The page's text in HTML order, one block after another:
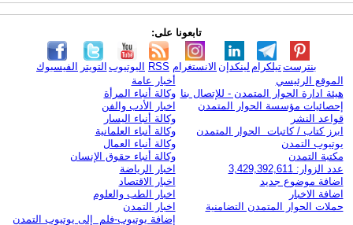
تابعونا على:
الفيسبوك التويتر اليوتيوب RSS الانستغرام لينكدإن تيلكرامبنترست
الموقع الرئيسي
هيئة ادارة الحوار المتمدن - للإتصال بنا
إحصائيات مؤسسة الحوار المتمدن
قواعد النشر
ابرز كتاب / كاتبات الحوار المتمدن
يوتيوب التمدن
مكتبة التمدن
عدد الزوار: 3,429,392,611
اضافة موضوع جديد
اضافة الاخبار
حملات الحوار المتمدن التضامنية
أخبار عامة
وكالة أنباء المرأة
اخبار الأدب والفن
وكالة أنباء اليسار
وكالة أنباء العلمانية
وكالة أنباء العمال
وكالة أنباء حقوق الإنسان
اخبار الرياضة
اخبار الاقتصاد
اخبار الطب والعلوم
اخبار التمدن
إضافة يوتيوب-فلم إلى يوتيوب التمدن